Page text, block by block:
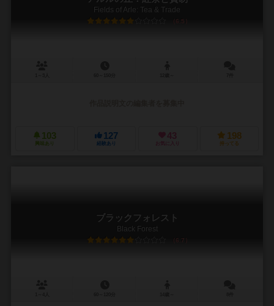
Fields of Arle: Tea & Trade
6.5
103
興味あり
127
経験あり
43
お気に入り
198
持ってる
ブラックフォレスト
Black Forest
6.7